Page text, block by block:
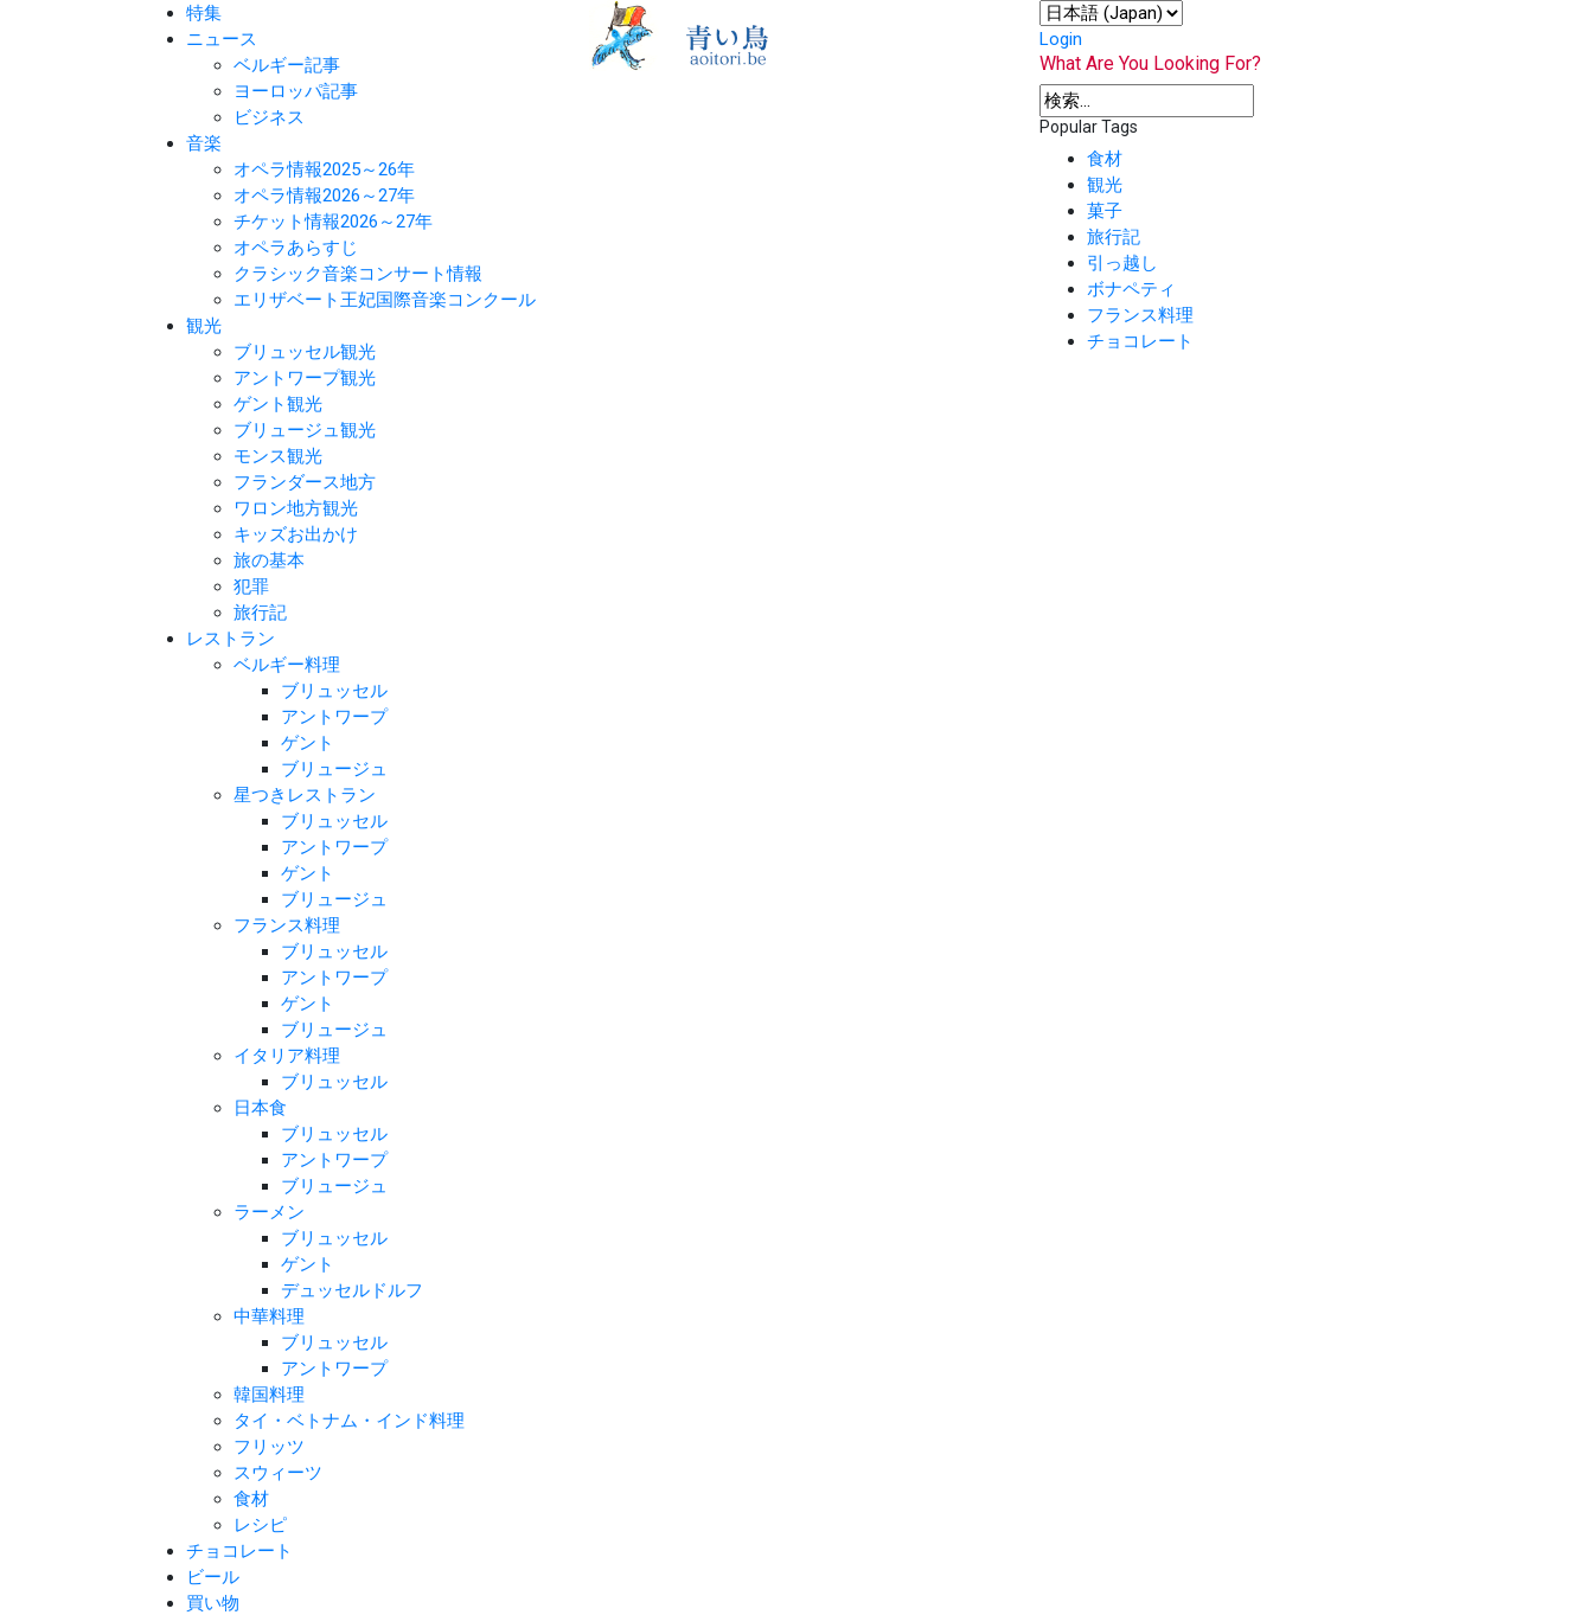
特集
ニュース
ベルギー記事
ヨーロッパ記事
ビジネス
音楽
オペラ情報2025～26年
オペラ情報2026～27年
チケット情報2026～27年
オペラあらすじ
クラシック音楽コンサート情報
エリザベート王妃国際音楽コンクール
観光
ブリュッセル観光
アントワープ観光
ゲント観光
ブリュージュ観光
モンス観光
フランダース地方
ワロン地方観光
キッズお出かけ
旅の基本
犯罪
旅行記
レストラン
ベルギー料理
ブリュッセル
アントワープ
ゲント
ブリュージュ
星つきレストラン
ブリュッセル
アントワープ
ゲント
ブリュージュ
フランス料理
ブリュッセル
アントワープ
ゲント
ブリュージュ
イタリア料理
ブリュッセル
日本食
ブリュッセル
アントワープ
ブリュージュ
ラーメン
ブリュッセル
ゲント
デュッセルドルフ
中華料理
ブリュッセル
アントワープ
韓国料理
タイ・ベトナム・インド料理
フリッツ
スウィーツ
食材
レシピ
チョコレート
ビール
買い物
Login
What Are You Looking For?
Popular Tags
食材
観光
菓子
旅行記
引っ越し
ボナペティ
フランス料理
チョコレート